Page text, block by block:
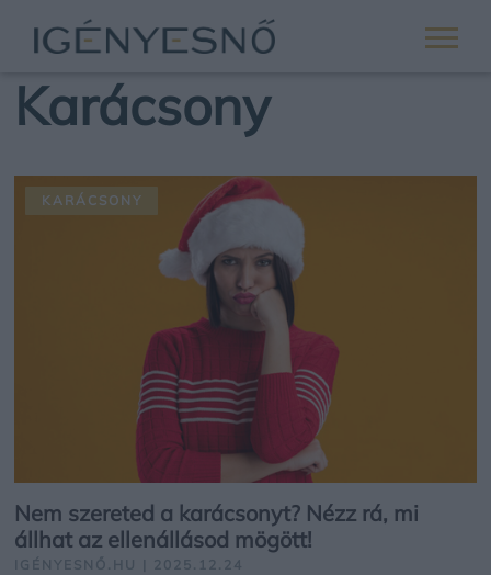
Karácsony
Nem szereted a karácsonyt? Nézz rá, mi
állhat az ellenállásod mögött!
IGÉNYESNŐ.HU | 2025.12.24
KARÁCSONY